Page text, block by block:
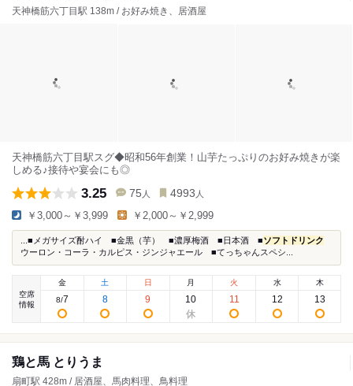
天神橋筋六丁目駅 138m / お好み焼き、居酒屋
天神橋筋六丁目駅スグ◆昭和56年創業！山芋たっぷりのお好み焼きが楽
しめる♪接待や宴会にも◎
3.25 75 人 4993 人
￥3,000～￥3,999 ￥2,000～￥2,999
...■メガサイズ酎ハイ ■金黒（芋） ■濃厚梅酒 ■日本酒 ■ソフトドリンク
ウーロン・コーラ・カルピス・ジンジャエール ■てっちゃんスペシ...
空席
情報
金
8/7
土
8
日
9
月
10
火
11
水
12
木
13
鶏と馬 とりうま
扇町駅 428m / 居酒屋、馬肉料理、鳥料理